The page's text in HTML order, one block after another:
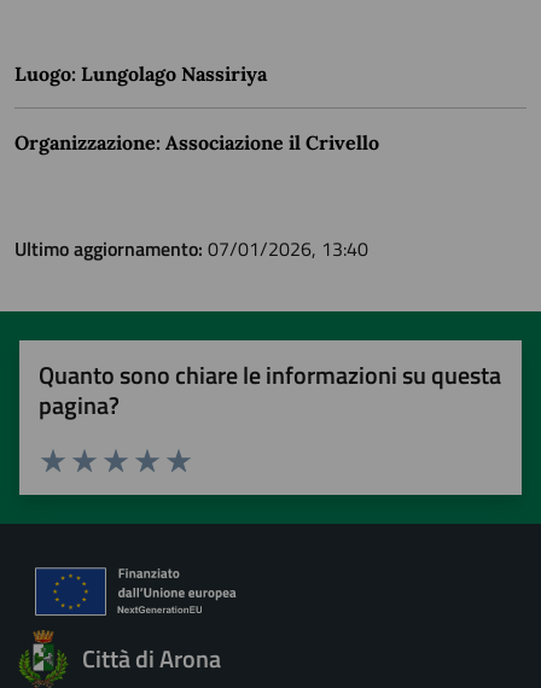
Luogo: Lungolago Nassiriya
Organizzazione: Associazione il Crivello
Ultimo aggiornamento: 07/01/2026, 13:40
Quanto sono chiare le informazioni su questa
pagina?
Valuta 5 stelle su 5
Valuta 4 stelle su 5
Valuta 3 stelle su 5
Valuta 2 stelle su 5
Valuta 1 stelle su 5
Città di Arona